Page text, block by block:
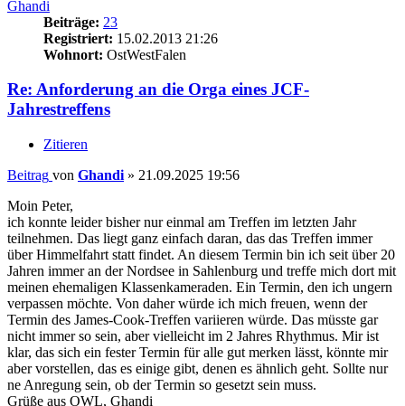
Ghandi
Beiträge: 23
Registriert: 15.02.2013 21:26
Wohnort: OstWestFalen
Re: Anforderung an die Orga eines JCF-
Jahrestreffens
Zitieren
Beitrag von Ghandi » 21.09.2025 19:56
Moin Peter,
ich konnte leider bisher nur einmal am Treffen im letzten Jahr
teilnehmen. Das liegt ganz einfach daran, das das Treffen immer
über Himmelfahrt statt findet. An diesem Termin bin ich seit über 20
Jahren immer an der Nordsee in Sahlenburg und treffe mich dort mit
meinen ehemaligen Klassenkameraden. Ein Termin, den ich ungern
verpassen möchte. Von daher würde ich mich freuen, wenn der
Termin des James-Cook-Treffen variieren würde. Das müsste gar
nicht immer so sein, aber vielleicht im 2 Jahres Rhythmus. Mir ist
klar, das sich ein fester Termin für alle gut merken lässt, könnte mir
aber vorstellen, das es einige gibt, denen es ähnlich geht. Sollte nur
ne Anregung sein, ob der Termin so gesetzt sein muss.
Grüße aus OWL, Ghandi